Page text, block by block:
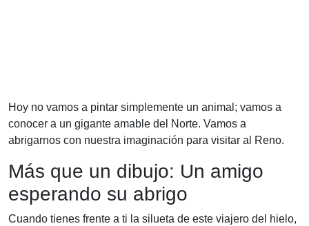
Hoy no vamos a pintar simplemente un animal; vamos a
conocer a un gigante amable del Norte. Vamos a
abrigarnos con nuestra imaginación para visitar al Reno.
Más que un dibujo: Un amigo
esperando su abrigo
Cuando tienes frente a ti la silueta de este viajero del hielo,